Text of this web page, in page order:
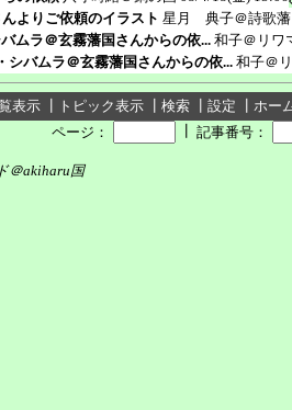
よりご依頼のイラスト 星月 典子＠詩歌
ムラ＠玄霧藩国さんからの依... 和子＠リワ
シバムラ＠玄霧藩国さんからの依... 和子＠
表示 トピック表示 検索 設定
ホー
ページ：
記事番号：
＠akiharu国